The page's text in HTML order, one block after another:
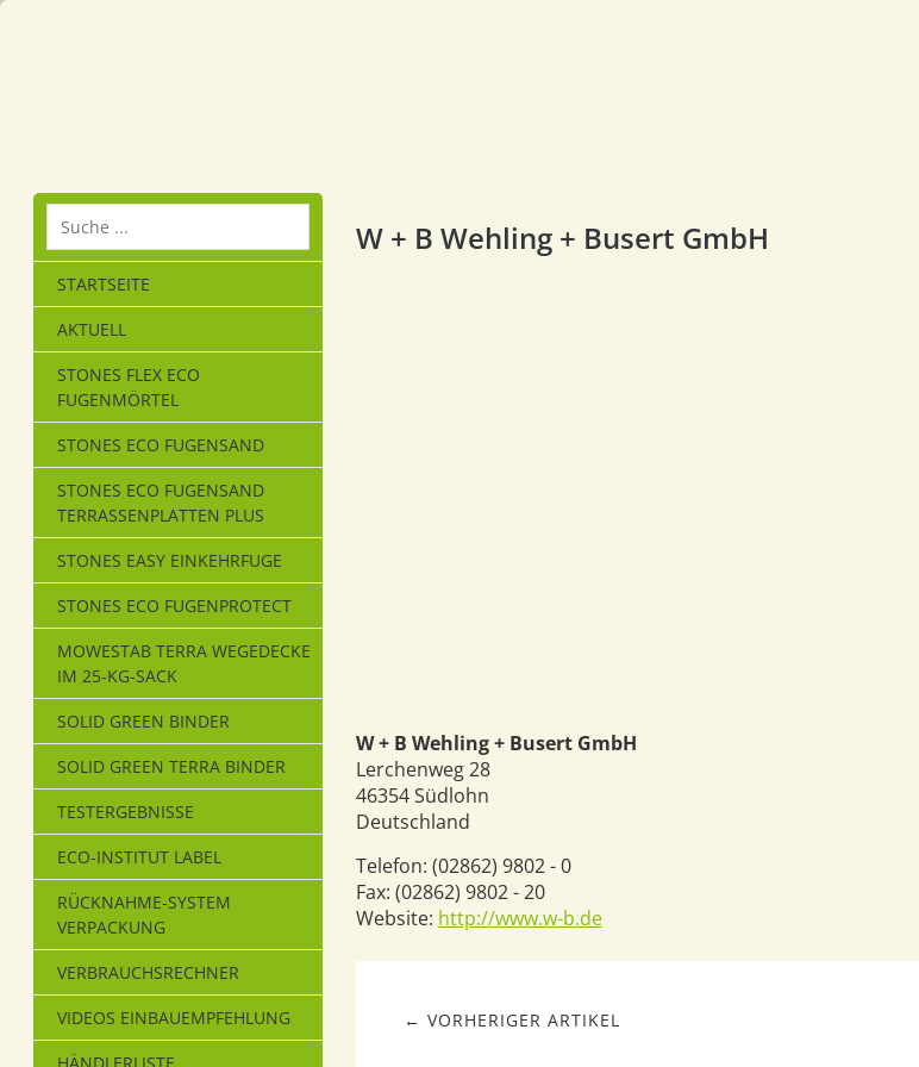
STARTSEITE
AKTUELL
STONES FLEX ECO
FUGENMÖRTEL
STONES ECO FUGENSAND
STONES ECO FUGENSAND
TERRASSENPLATTEN PLUS
STONES EASY EINKEHRFUGE
STONES ECO FUGENPROTECT
MOWESTAB TERRA WEGEDECKE
IM 25-KG-SACK
SOLID GREEN BINDER
SOLID GREEN TERRA BINDER
TESTERGEBNISSE
ECO-INSTITUT LABEL
RÜCKNAHME-SYSTEM
VERPACKUNG
VERBRAUCHSRECHNER
VIDEOS EINBAUEMPFEHLUNG
W + B Wehling + Busert GmbH
W + B Wehling + Busert GmbH
Lerchenweg 28
46354Südlohn
Deutschland
Telefon: (02862) 9802 - 0
Fax: (02862) 9802 - 20
Website: http://www.w-b.de
← VORHERIGER ARTIKEL